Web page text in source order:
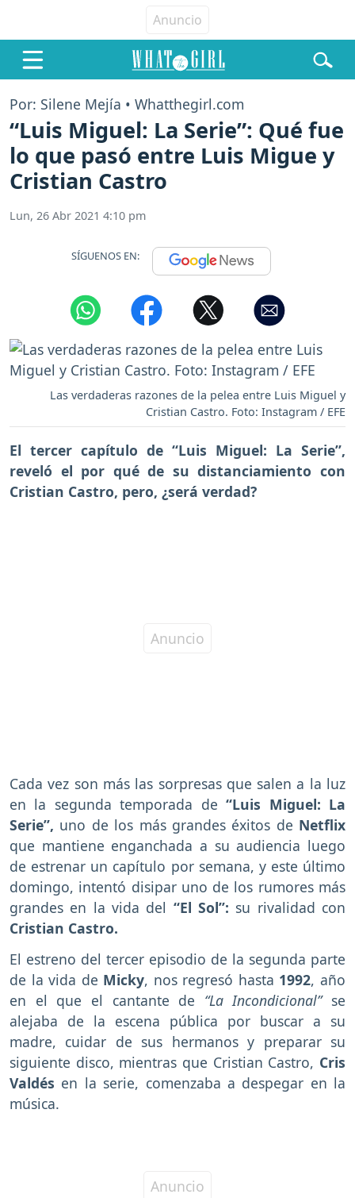
Por: Silene Mejía • Whatthegirl.com
“Luis Miguel: La Serie”: Qué fue
lo que pasó entre Luis Migue y
Cristian Castro
Lun, 26 Abr 2021 4:10 pm
SÍGUENOS EN:
Las verdaderas razones de la pelea entre Luis Miguel y
Cristian Castro. Foto: Instagram / EFE
El tercer capítulo de “Luis Miguel: La Serie”,
reveló el por qué de su distanciamiento con
Cristian Castro, pero, ¿será verdad?
Cada vez son más las sorpresas que salen a la luz
en la segunda temporada de“Luis Miguel: La
Serie”, uno de los más grandes éxitos de Netflix
que mantiene enganchada a su audiencia luego
de estrenar un capítulo por semana, y este último
domingo, intentó disipar uno de los rumores más
grandes en la vida del “El Sol”: su rivalidad con
Cristian Castro.
El estreno del tercer episodio de la segunda parte
de la vida de Micky, nos regresó hasta 1992, año
en el que el cantante de “La Incondicional”se
alejaba de la escena pública por buscar a su
madre, cuidar de sus hermanos y preparar su
siguiente disco, mientras que Cristian Castro, Cris
Valdés en la serie, comenzaba a despegar en la
música.